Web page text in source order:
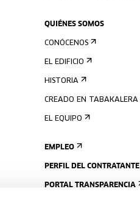
QUIÉNES SOMOS
CONÓCENOS
EL EDIFICIO
HISTORIA
CREADO EN TABAKALERA
EL EQUIPO
EMPLEO
PERFIL DEL CONTRATANTE
PORTAL TRANSPARENCIA